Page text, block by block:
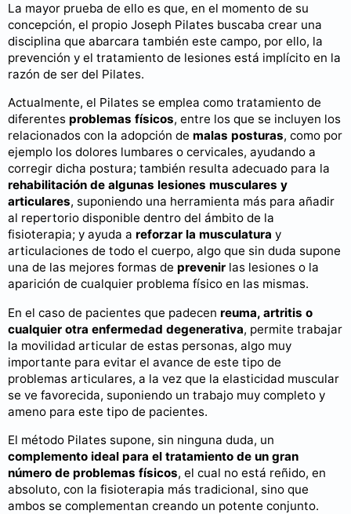
La mayor prueba de ello es que, en el momento de su
concepción, el propio Joseph Pilates buscaba crear una
disciplina que abarcara también este campo, por ello, la
prevención y el tratamiento de lesiones está implícito en la
razón de ser del Pilates.
Actualmente, el Pilates se emplea como tratamiento de
diferentes problemas físicos, entre los que se incluyen los
relacionados con la adopción de malas posturas, como por
ejemplo los dolores lumbares o cervicales, ayudando a
corregir dicha postura; también resulta adecuado para la
rehabilitación de algunas lesiones musculares y
articulares, suponiendo una herramienta más para añadir
al repertorio disponible dentro del ámbito de la
fisioterapia; y ayuda a reforzar la musculatura y
articulaciones de todo el cuerpo, algo que sin duda supone
una de las mejores formas de prevenir las lesiones o la
aparición de cualquier problema físico en las mismas.
En el caso de pacientes que padecen reuma, artritis o
cualquier otra enfermedad degenerativa, permite trabajar
la movilidad articular de estas personas, algo muy
importante para evitar el avance de este tipo de
problemas articulares, a la vez que la elasticidad muscular
se ve favorecida, suponiendo un trabajo muy completo y
ameno para este tipo de pacientes.
El método Pilates supone, sin ninguna duda, un
complemento ideal para el tratamiento de un gran
número de problemas físicos, el cual no está reñido, en
absoluto, con la fisioterapia más tradicional, sino que
ambos se complementan creando un potente conjunto.